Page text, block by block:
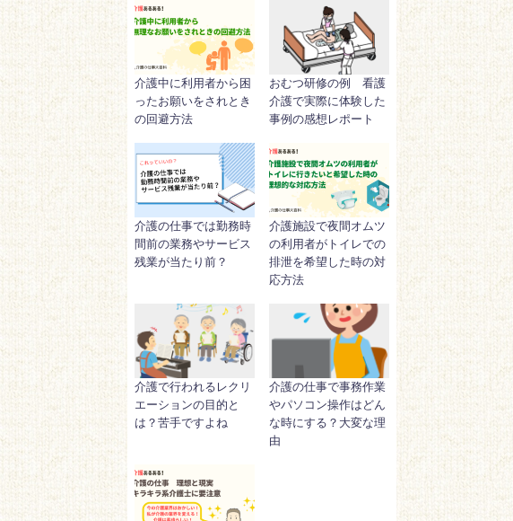
介護中に利用者から困
ったお願いをされとき
の回避方法
おむつ研修の例 看護
介護で実際に体験した
事例の感想レポート
介護の仕事では勤務時
間前の業務やサービス
残業が当たり前？
介護施設で夜間オムツ
の利用者がトイレでの
排泄を希望した時の対
応方法
介護で行われるレクリ
エーションの目的と
は？苦手ですよね
介護の仕事で事務作業
やパソコン操作はどん
な時にする？大変な理
由